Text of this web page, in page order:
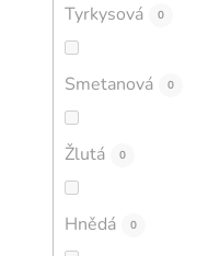
Tyrkysová 0
Smetanová 0
Žlutá 0
Hnědá 0